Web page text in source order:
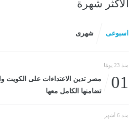
الأكثر شهرة
اسبوعى شهرى
منذ 23 يومًا
01
مصر تدين الاعتداءات على الكويت
تضامنها الكامل معها
منذ 6 أشهر